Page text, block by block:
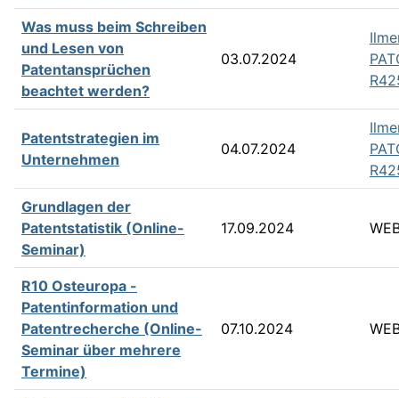
Was muss beim Schreiben
und Lesen von
Patentansprüchen
beachtet werden?
03.07.2024
Patentstrategien im
Unternehmen
04.07.2024
Grundlagen der
Patentstatistik (Online-
Seminar)
17.09.2024
R10 Osteuropa -
Patentinformation und
Patentrecherche (Online-
Seminar über mehrere
Termine)
07.10.2024